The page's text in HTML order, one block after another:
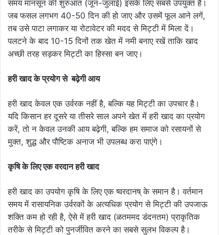
समय मानसून की शुरुआत (जून-जुलाई) इसके लिए सबसे उपयुक्त है।
जब फसल लगभग 40-50 दिन की हो जाए और उसमें फूल आने लगें,
तब उसे पाटा लगाकर या रोटावेटर की मदद से मिट्टी में मिला दें।
पलटने के बाद 10-15 दिनों तक खेत में नमी बनाए रखें ताकि खाद
अच्छी तरह सड़कर मिट्टी का हिस्सा बन जाए।
हरी खाद के प्रयोग से बढ़ेगी आय
हरी खाद केवल एक उर्वरक नहीं है, बल्कि यह मिट्टी का उपचार है।
यदि किसान हर दूसरे या तीसरे साल अपने खेत में हरी खाद का प्रयोग
करें, तो न केवल उनकी आय बढ़ेगी, बल्कि हम समाज को रसायनों से
मुक्त, शुद्ध और पौष्टिक अनाज भी उपलब्ध करा पाएंगे।
कृषि के लिए एक वरदान हरी खाद
हरी खाद का उपयोग कृषि के लिए एक ष्वरदानष् के समान है। वर्तमान
समय में रासायनिक उर्वरकों के अत्यधिक प्रयोग से मिट्टी की उपजाऊ
शक्ति कम हो रही है, ऐसे में हरी खाद (ळतममद डंदनतम) प्राकृतिक
तरीके से मिट्टी को पुनर्जीवित करने का सबसे सुलभ विकल्प है।